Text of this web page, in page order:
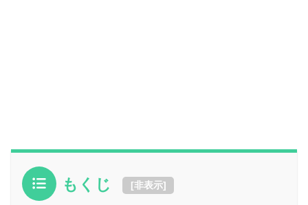
もくじ [非表示]